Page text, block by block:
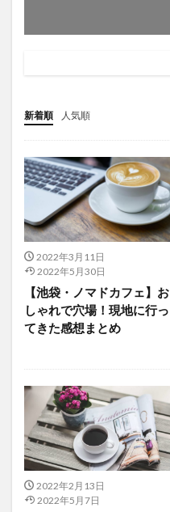
新着順 人気順
2022年3月11日
2022年5月30日
【池袋・ノマドカフェ】お
しゃれで穴場！現地に行っ
てきた感想まとめ
2022年2月13日
2022年5月7日